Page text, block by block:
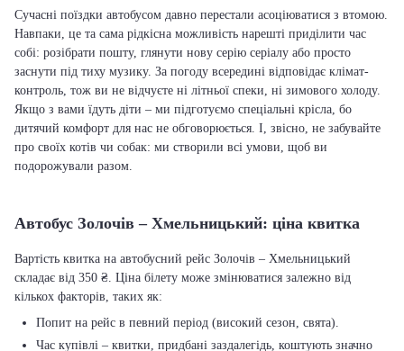
Сучасні поїздки автобусом давно перестали асоціюватися з втомою.
Навпаки, це та сама рідкісна можливість нарешті приділити час
собі: розібрати пошту, глянути нову серію серіалу або просто
заснути під тиху музику. За погоду всередині відповідає клімат-
контроль, тож ви не відчуєте ні літньої спеки, ні зимового холоду.
Якщо з вами їдуть діти – ми підготуємо спеціальні крісла, бо
дитячий комфорт для нас не обговорюється. І, звісно, не забувайте
про своїх котів чи собак: ми створили всі умови, щоб ви
подорожували разом.
Автобус Золочів – Хмельницький: ціна квитка
Вартість квитка на автобусний рейс Золочів – Хмельницький
складає від 350 ₴. Ціна білету може змінюватися залежно від
кількох факторів, таких як:
Попит на рейс в певний період (високий сезон, свята).
Час купівлі – квитки, придбані заздалегідь, коштують значно